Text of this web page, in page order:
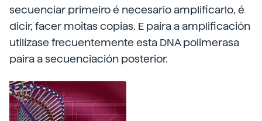
secuenciar primeiro é necesario amplificarlo, é
dicir, facer moitas copias. E paira a amplificación
utilízase frecuentemente esta DNA polimerasa
paira a secuenciación posterior.